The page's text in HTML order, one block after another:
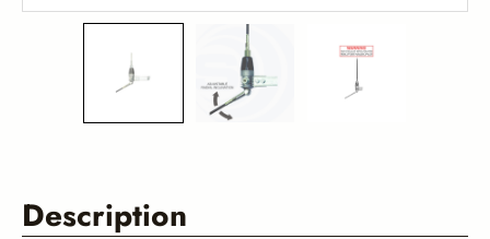
Description